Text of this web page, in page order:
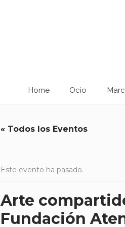
Home Ocio
« Todos los Eventos
Este evento ha pasado.
Arte
Fundación